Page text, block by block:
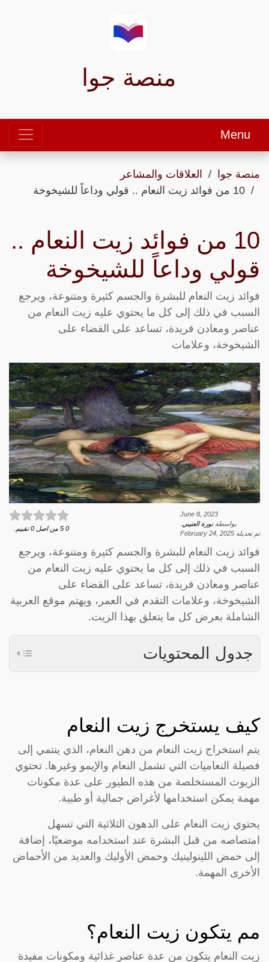
منصة جوا
Menu
منصة جوا
العلاقات والمشاعر
10 من فوائد زيت النعام .. قولي وداعاً للشيخوخة
10 من فوائد زيت النعام ..
قولي وداعاً للشيخوخة
فوائد زيت النعام للبشرة والجسم كثيرة ومتنوعة، ويرجع
السبب في ذلك إلى كل ما يحتوي عليه زيت النعام من
عناصر ومعادن فريدة، تساعد على القضاء على
الشيخوخة، وعلامات
June 8, 2023
بواسطةنورة العتيبي
تم تعديله February 24, 2025
0
5 من اصل 0 تقييم.
فوائد زيت النعام للبشرة والجسم كثيرة ومتنوعة، ويرجع
السبب في ذلك إلى كل ما يحتوي عليه زيت النعام من
عناصر ومعادن فريدة، تساعد على القضاء على
الشيخوخة، وعلامات التقدم في العمر، ويهتم موقع العربية
الشاملة بعرض كل ما يتعلق بهذا الزيت.
جدول المحتويات
كيف يستخرج زيت النعام
يتم استخراج زيت النعام من دهن النعام، الذي ينتمي إلى
فصيلة النعاميات التي تشمل النعام والإيمو وغيرها. تحتوي
الزيوت المستخلصة من هذه الطيور على عدة مكونات
مهمة يمكن استخدامها لأغراض جمالية أو طبية.
يحتوي زيت النعام على الدهون الثلاثية التي تسهل
امتصاصه من قبل البشرة عند استخدامه موضعيًا، إضافة
إلى حمض اللينولينيك وحمض الأوليك والعديد من الأحماض
الأخرى المهمة.
مم يتكون زيت النعام؟
زيت النعام يتكون من عدة عناصر غذائية ومكونات مفيدة